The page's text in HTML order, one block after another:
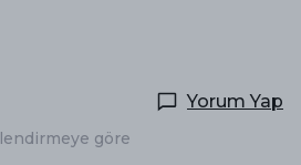
Yorum Yap
göre